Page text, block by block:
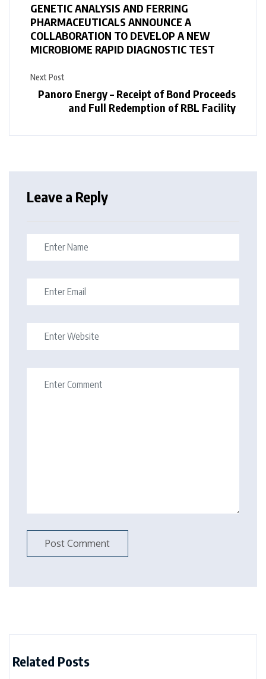
GENETIC ANALYSIS AND FERRING
PHARMACEUTICALS ANNOUNCE A
COLLABORATION TO DEVELOP A NEW
MICROBIOME RAPID DIAGNOSTIC TEST
Next Post
Panoro Energy – Receipt of Bond Proceeds
and Full Redemption of RBL Facility
Leave a Reply
Related Posts